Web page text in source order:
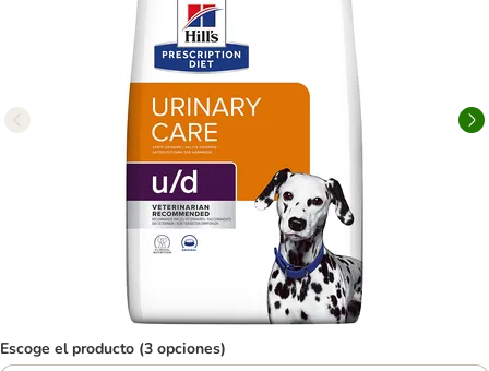
Escoge el producto (3 opciones)